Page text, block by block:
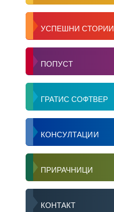
УСПЕШНИ СТОРИИ
ПОПУСТ
ГРАТИС СОФТВЕР
КОНСУЛТАЦИИ
ПРИРАЧНИЦИ
КОНТАКТ